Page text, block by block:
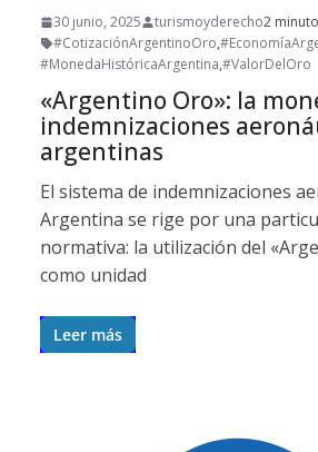
30 junio, 2025 turismoyderecho2
#CotizaciónArgentinoOro,
#MonedaHistóricaArgentina,#ValorDelOro
«Argentino Oro»: la
indemnizaciones
argentinas
El sistema de indemnizaciones
Argentina se rige por una
normativa: la utilización del
como unidad
Leer más